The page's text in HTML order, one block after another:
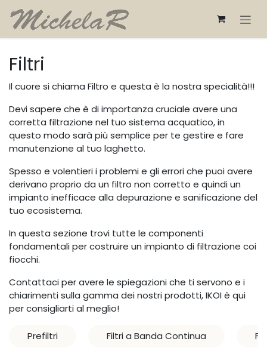
Passa al contenuto
Filtri
Il cuore si chiama Filtro e questa è la nostra specialità!!!
Devi sapere che è di importanza cruciale avere una
corretta filtrazione nel tuo sistema acquatico, in
questo modo sarà più semplice per te gestire e fare
manutenzione al tuo laghetto.
Spesso e volentieri i problemi e gli errori che puoi avere
derivano proprio da un filtro non corretto e quindi un
impianto inefficace alla depurazione e sanificazione del
tuo ecosistema.
In questa sezione trovi tutte le componenti
fondamentali per costruire un impianto di filtrazione coi
fiocchi.
Contattaci per avere le spiegazioni che ti servono e i
chiarimenti sulla gamma dei nostri prodotti, IKOI è qui
per consigliarti al meglio!
Prefiltri Filtri a Banda Continua